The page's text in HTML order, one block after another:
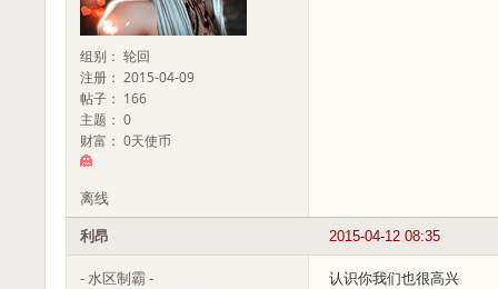
组别： 轮回
注册： 2015-04-09
帖子： 166
主题： 0
财富： 0天使币
离线
2015-04-12 08:35
利昂
- 水区制霸 - 认识你我们也很高兴